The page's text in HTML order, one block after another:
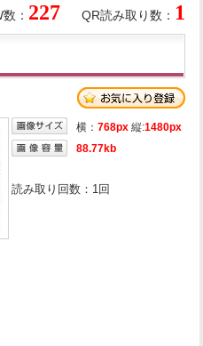
QR読み取り数： 1
： 227
横： 768px 縦:1480px
88.77kb
読み取り回数： 1回